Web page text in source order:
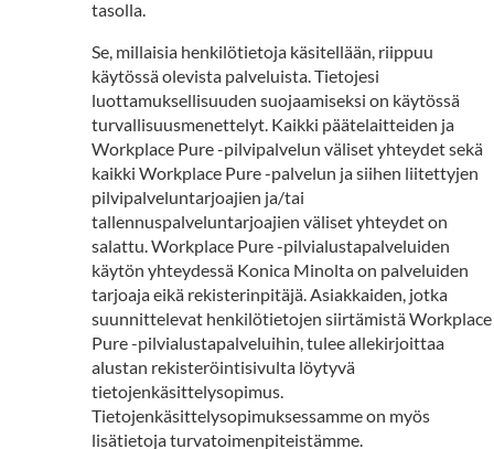
tasolla.
Se, millaisia henkilötietoja käsitellään, riippuu
käytössä olevista palveluista. Tietojesi
luottamuksellisuuden suojaamiseksi on käytössä
turvallisuusmenettelyt. Kaikki päätelaitteiden ja
Workplace Pure -pilvipalvelun väliset yhteydet sekä
kaikki Workplace Pure -palvelun ja siihen liitettyjen
pilvipalveluntarjoajien ja/tai
tallennuspalveluntarjoajien väliset yhteydet on
salattu. Workplace Pure -pilvialustapalveluiden
käytön yhteydessä Konica Minolta on palveluiden
tarjoaja eikä rekisterinpitäjä. Asiakkaiden, jotka
suunnittelevat henkilötietojen siirtämistä Workplace
Pure -pilvialustapalveluihin, tulee allekirjoittaa
alustan rekisteröintisivulta löytyvä
tietojenkäsittelysopimus.
Tietojenkäsittelysopimuksessamme on myös
lisätietoja turvatoimenpiteistämme.